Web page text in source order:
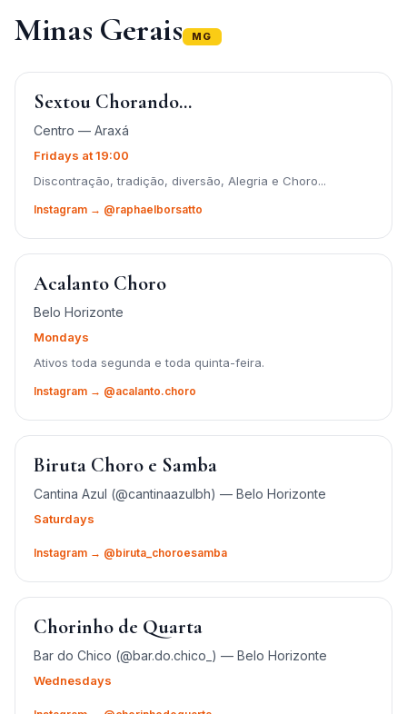
Minas Gerais MG
Sextou Chorando...
Centro — Araxá
Fridays at 19:00
Discontração, tradição, diversão, Alegria e Choro...
Instagram → @raphaelborsatto
Acalanto Choro
Belo Horizonte
Mondays
Ativos toda segunda e toda quinta-feira.
Instagram → @acalanto.choro
Biruta Choro e Samba
Cantina Azul (@cantinaazulbh) — Belo Horizonte
Saturdays
Instagram → @biruta_choroesamba
Chorinho de Quarta
Bar do Chico (@bar.do.chico_) — Belo Horizonte
Wednesdays